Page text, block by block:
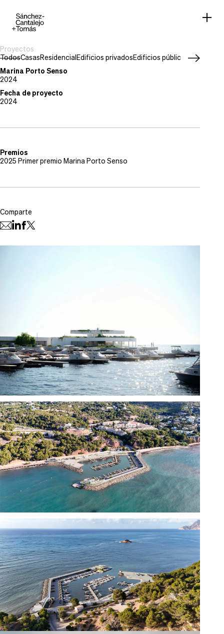
Proyectos
TodosCasas Residencial Edificios privados Edificios públicosWork in
Marina Porto Senso
2024
Tipo de proyecto
Edificios privados
Situación
Fecha de proyecto
2024
Premios
2025 Primer premio Marina Porto Senso
Comparte